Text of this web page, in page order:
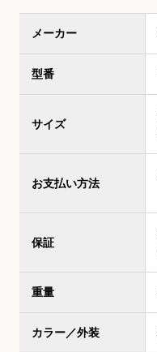
メーカー
型番
サイズ
お支払い方法
保証
重量
カラー／外装